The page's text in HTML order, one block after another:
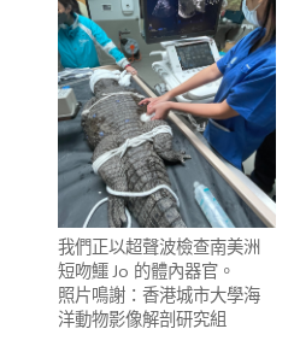
我們正以超聲波檢查南美洲
短吻鱷 Jo 的體內器官。
照片鳴謝：香港城市大學海
洋動物影像解剖研究組